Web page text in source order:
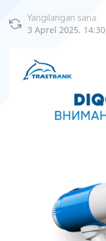
Yangilangan sana:
3 Aprel 2025, 14:30